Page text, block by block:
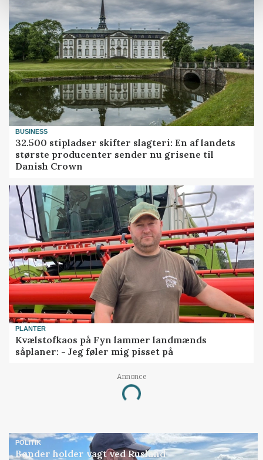
BUSINESS
32.500 stipladser skifter slagteri: En af landets
største producenter sender nu grisene til
Danish Crown
PLANTER
Kvælstofkaos på Fyn lammer landmænds
såplaner: - Jeg føler mig pisset på
Annonce
Loading...
POLITIK
Bønder holder vagt ved Rusland